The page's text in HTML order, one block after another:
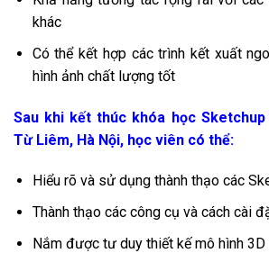
khác
Có thể kết hợp các trình kết xuất
hình ảnh chất lượng tốt
Sau khi kết thúc khóa học
Từ Liêm, Hà Nội, học viên có thể:
Hiểu rõ và sử dụng thành thạo các
Thành thạo các công cụ và cách cài
Nắm được tư duy thiết kế mô hình